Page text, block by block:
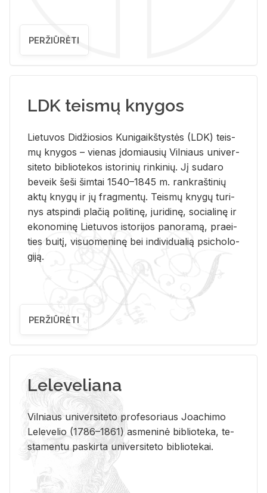
PERŽIŪRĖTI
LDK teismų knygos
Lie­tu­vos Di­džio­sios Ku­ni­gaikš­tys­tės (LDK) teis­
mų kny­gos – vie­nas įdo­miau­sių Vil­niaus uni­ver­
si­te­to bi­b­lio­te­kos is­to­ri­nių rin­ki­nių. Jį su­da­ro
be­veik šeši šim­tai 1540–1845 m. rank­raš­ti­nių
aktų kny­gų ir jų frag­men­tų. Teis­mų kny­gų tu­ri­
nys at­spin­di pla­čią po­li­ti­nę, ju­ri­di­nę, so­cia­li­nę ir
eko­no­mi­nę Lie­tu­vos is­to­ri­jos pa­no­ra­mą, pra­ei­
ties bui­tį, vi­suo­me­ni­nę bei in­di­vi­dua­lią psi­cho­lo­
gi­ją.
PERŽIŪRĖTI
Leleveliana
Vil­niaus uni­ver­si­te­to pro­fe­so­riaus Jo­a­chi­mo
Le­le­ve­lio (1786–1861) as­me­ni­nė bi­b­lio­te­ka, te­
sta­men­tu pa­skir­ta uni­ver­si­te­to bi­b­lio­te­kai.